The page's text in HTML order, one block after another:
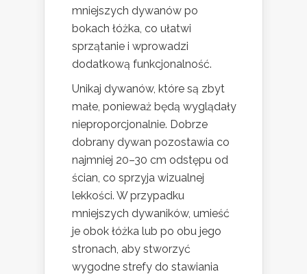
mniejszych dywanów po
bokach łóżka, co ułatwi
sprzątanie i wprowadzi
dodatkową funkcjonalność.
Unikaj dywanów, które są zbyt
małe, ponieważ będą wyglądały
nieproporcjonalnie. Dobrze
dobrany dywan pozostawia co
najmniej 20–30 cm odstępu od
ścian, co sprzyja wizualnej
lekkości. W przypadku
mniejszych dywaników, umieść
je obok łóżka lub po obu jego
stronach, aby stworzyć
wygodne strefy do stawiania